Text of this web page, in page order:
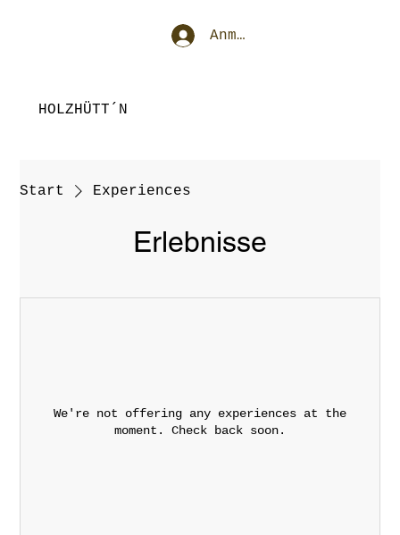
HOLZHÜTT´N
Anmelden
Start Experiences
Erlebnisse
We're not offering any experiences at the
moment. Check back soon.